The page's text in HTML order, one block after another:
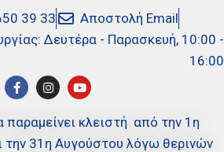
39 33
Αποστολή Email
Δευτέρα - Παρασκευή, 10:00 -
16:00
κλειστή από την 1η
31η Αυγούστου λόγω θερινών